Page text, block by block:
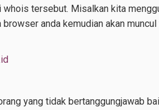
tersebut. Misalkan kita
anda kemudian akan
yang tidak bertanggungjawab